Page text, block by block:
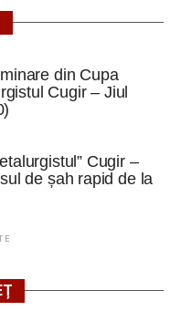
din Cupa
Cugir – Jiul
Cugir –
de șah rapid de la